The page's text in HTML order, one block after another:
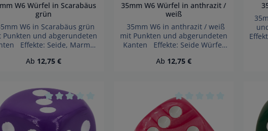
W6 Würfel in Scarabäus
grün
W6 in Scarabäus grün
Punkten und abgerundeten
Effekte: Seide, Marmor
Achtung! Wegen
Erstickungsgefahr!
Regulärer Preis:
Ab 12,75 €
35mm W6 Würfel in anthrazit /
weiß
35mm W6 in anthrazit / weiß
mit Punkten und abgerundeten
Kanten Effekte: Seide Würfel
Wegen verschluckbarer
Regulärer Preis:
Ab 12,75 €
von 0 von 5 Sternen
Durchschnittliche Bewertung von 0 von 5 Sternen
Durchschnittliche